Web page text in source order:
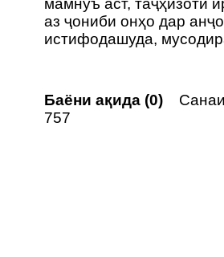
мамнуъ аст, таҷҳизоти
аз ҷониби онҳо дар
истифодашуда,
Баёни ақида (0)
757